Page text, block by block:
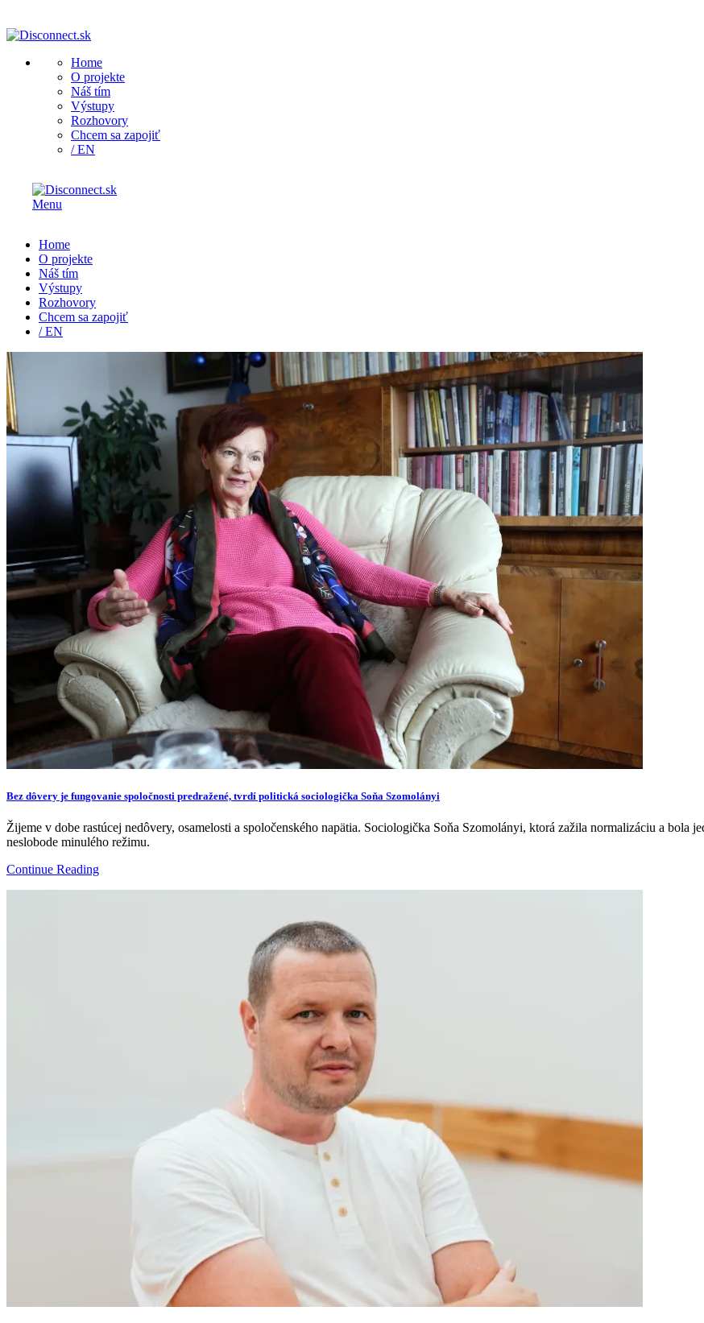
Home
O projekte
Náš tím
Výstupy
Rozhovory
Chcem sa zapojiť
/ EN
Menu
Home
O projekte
Náš tím
Výstupy
Rozhovory
Chcem sa zapojiť
/ EN
Bez dôvery je fungovanie spoločnosti predražené, tvrdí politická sociologička Soňa Szomolányi
Žijeme v dobe rastúcej nedôvery, osamelosti a spoločenského napätia. Sociologička Soňa Szomolányi, ktorá zažila normalizáciu a bola
neslobode minulého režimu.
Continue Reading